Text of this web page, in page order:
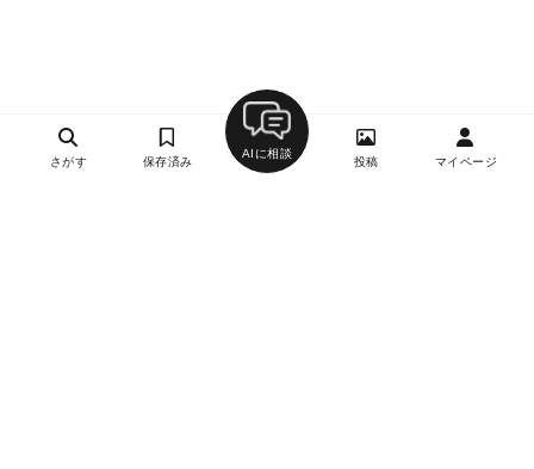
さがす 保存済み
AIに相談
投稿 マイページ